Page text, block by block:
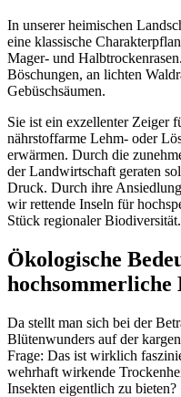
In unserer heimischen
eine klassische
Mager- und
Böschungen, an lichten
Gebüschsäumen.
Sie ist ein exzellenter Zeiger
nährstoffarme Lehm- oder
erwärmen. Durch die
der Landwirtschaft geraten
Druck. Durch ihre
wir rettende Inseln für
Stück regionaler Biodiversität.
Ökologische
hochsommerliche
Da stellt man sich bei der
Blütenwunders auf der
Frage: Das ist wirklich
wehrhaft wirkende
Insekten eigentlich zu bieten?